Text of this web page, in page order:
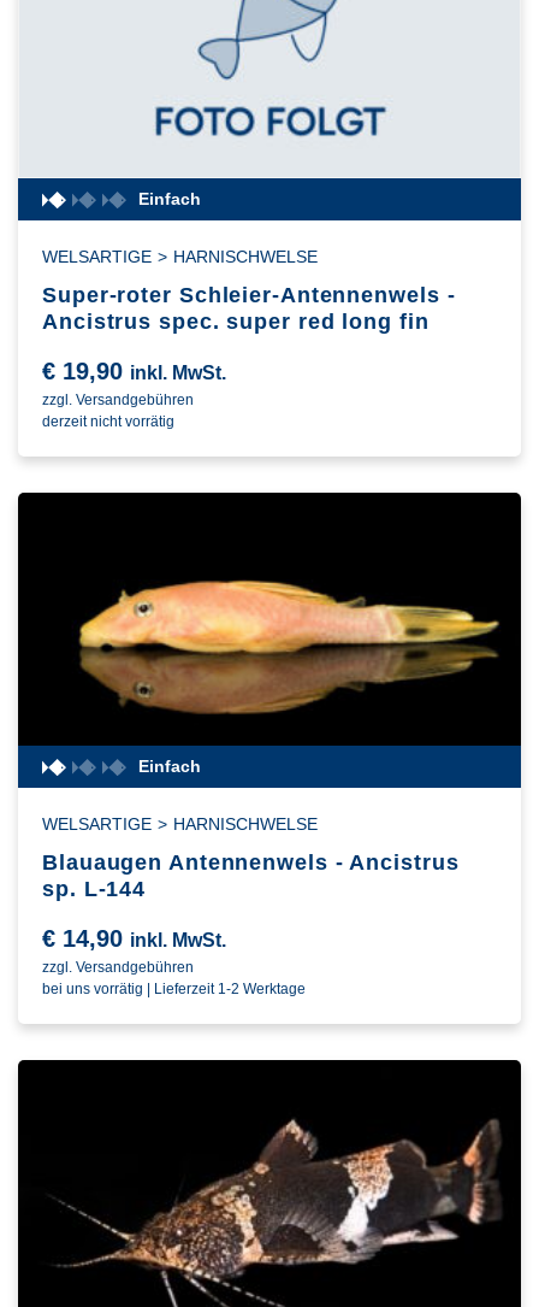
Einfach
WELSARTIGE > HARNISCHWELSE
Super-roter Schleier-Antennenwels -
Ancistrus spec. super red long fin
€ 19,90 inkl. MwSt.
zzgl. Versandgebühren
derzeit nicht vorrätig
Einfach
WELSARTIGE > HARNISCHWELSE
Blauaugen Antennenwels - Ancistrus
sp. L-144
€ 14,90 inkl. MwSt.
zzgl. Versandgebühren
bei uns vorrätig | Lieferzeit 1-2 Werktage